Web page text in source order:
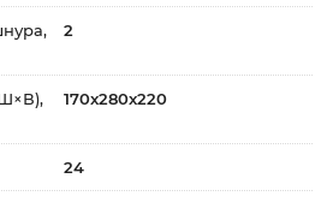
2
170x280x220
24